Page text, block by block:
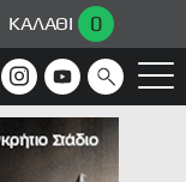
ΚΑΛΑΘΙ 0